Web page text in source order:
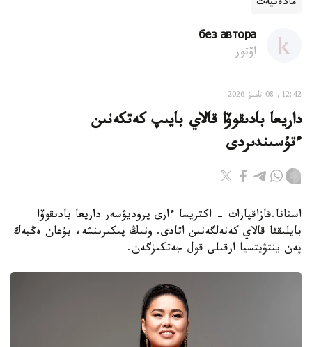
مادەنيەت
без автора
اۆتور
12:42, 08 تامىز 2026
داريعا بادىقوۆا قالاي بايىپ كەتكەنىن
ءتۇسىندىردى
استانا.قازاقپارات - اكتريسا ءارى پروديۋسەر داريعا بادىقوۆا
بايلىققا قالاي كەنەلگەنىن اتادى. ونىڭ پىكىرىنشە، بۇعان ەڭبەك
پەن ينتۋيتسيا ارقىلى قول جەتكىزگەن.